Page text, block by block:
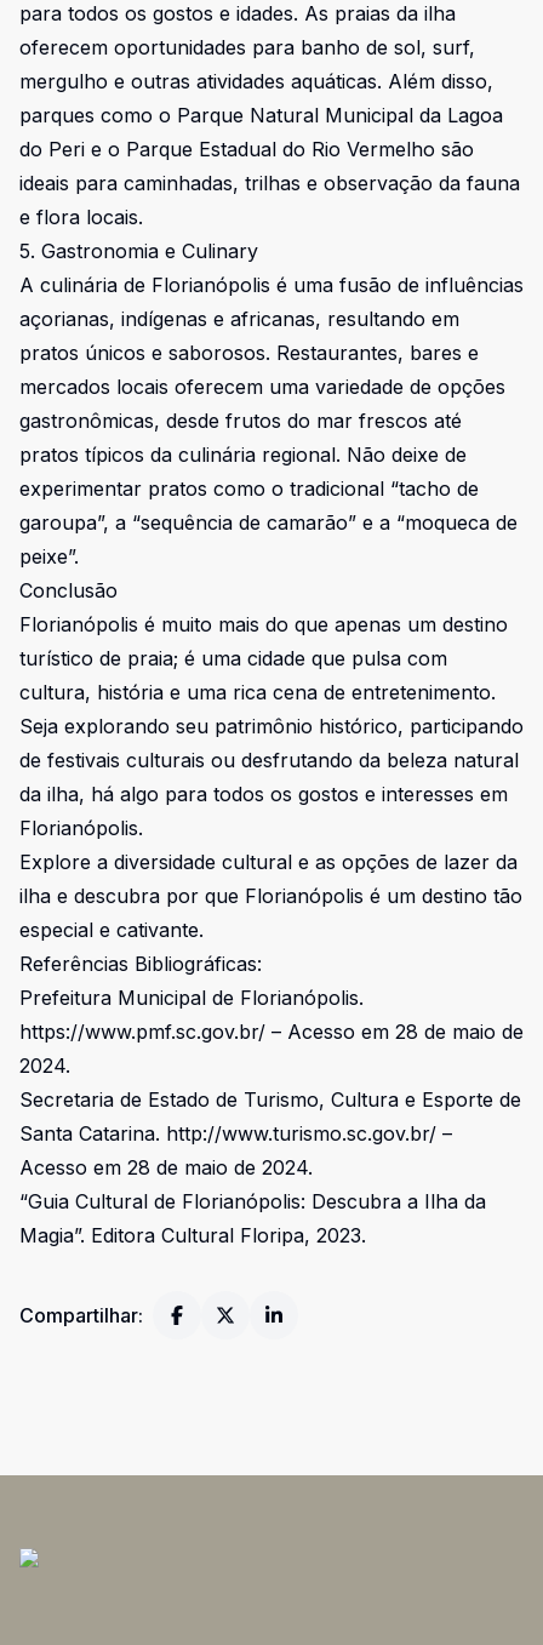
para todos os gostos e idades. As praias da ilha
oferecem oportunidades para banho de sol, surf,
mergulho e outras atividades aquáticas. Além disso,
parques como o Parque Natural Municipal da Lagoa
do Peri e o Parque Estadual do Rio Vermelho são
ideais para caminhadas, trilhas e observação da fauna
e flora locais.
5. Gastronomia e Culinary
A culinária de Florianópolis é uma fusão de influências
açorianas, indígenas e africanas, resultando em
pratos únicos e saborosos. Restaurantes, bares e
mercados locais oferecem uma variedade de opções
gastronômicas, desde frutos do mar frescos até
pratos típicos da culinária regional. Não deixe de
experimentar pratos como o tradicional “tacho de
garoupa”, a “sequência de camarão” e a “moqueca de
peixe”.
Conclusão
Florianópolis é muito mais do que apenas um destino
turístico de praia; é uma cidade que pulsa com
cultura, história e uma rica cena de entretenimento.
Seja explorando seu patrimônio histórico, participando
de festivais culturais ou desfrutando da beleza natural
da ilha, há algo para todos os gostos e interesses em
Florianópolis.
Explore a diversidade cultural e as opções de lazer da
ilha e descubra por que Florianópolis é um destino tão
especial e cativante.
Referências Bibliográficas:
Prefeitura Municipal de Florianópolis.
https://www.pmf.sc.gov.br/ – Acesso em 28 de maio de
2024.
Secretaria de Estado de Turismo, Cultura e Esporte de
Santa Catarina. http://www.turismo.sc.gov.br/ –
Acesso em 28 de maio de 2024.
“Guia Cultural de Florianópolis: Descubra a Ilha da
Magia”. Editora Cultural Floripa, 2023.
Compartilhar: